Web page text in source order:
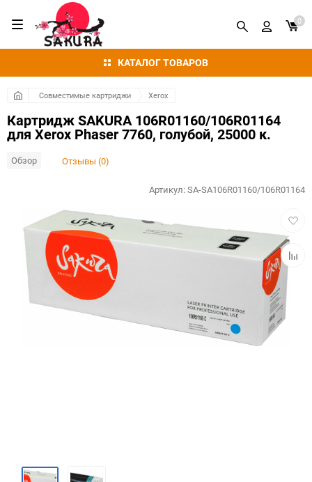
КАТАЛОГ ТОВАРОВ
0
Совместимые картриджи Xerox
Картридж SAKURA 106R01160/106R01164
для Xerox Phaser 7760, голубой, 25000 к.
Обзор Отзывы (0)
к
Артикул:SA-SA106R01160/106R01164